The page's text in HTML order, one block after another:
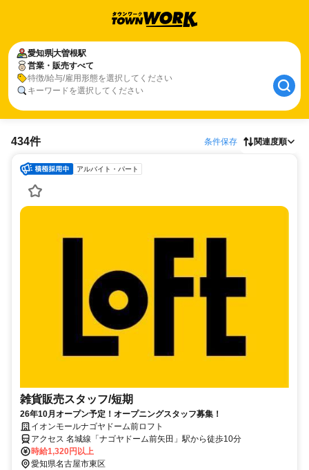
愛知県大曽根駅
営業・販売すべて
特徴/給与/雇用形態を選択してください
キーワードを選択してください
434件 条件保存 関連度順
アルバイト・パート
雑貨販売スタッフ/短期
26年10月オープン予定！オープニングスタッフ募集！
イオンモールナゴヤドーム前ロフト
アクセス 名城線「ナゴヤドーム前矢田」駅から徒歩10分
時給1,320円以上
愛知県名古屋市東区